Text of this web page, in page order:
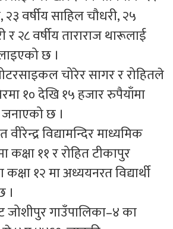
वर्षीय साहिल चौधरी, २५
र २८ वर्षीय ताराराज थारूलाई
छ ।
चोरेर सागर र रोहितले
१० देखि १५ हजार रुपैयाँमा
जनाएको छ ।
विद्यामन्दिर माध्यमिक
कक्षा ११ र रोहित टीकापुर
१२ मा अध्ययनरत विद्यार्थी
।
जोशीपुर गाउँपालिका–४ का